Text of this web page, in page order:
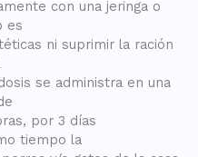
con una jeringa o
es
ni suprimir la ración
se administra en una
por 3 días
tiempo la